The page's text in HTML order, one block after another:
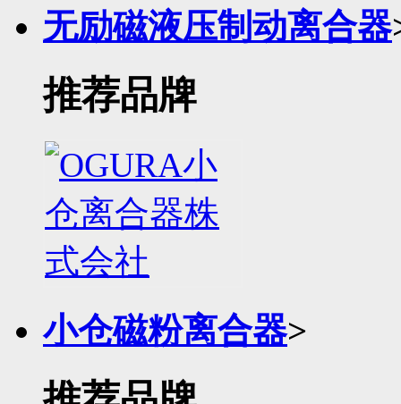
无励磁液压制动离合器
推荐品牌
小仓磁粉离合器>